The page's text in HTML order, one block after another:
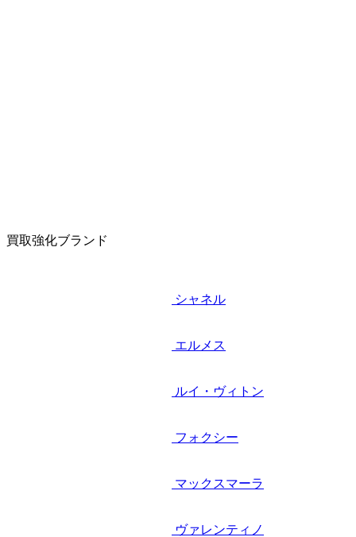
買取強化ブランド
シャネル
エルメス
ルイ・ヴィトン
フォクシー
マックスマーラ
ヴァレンティノ